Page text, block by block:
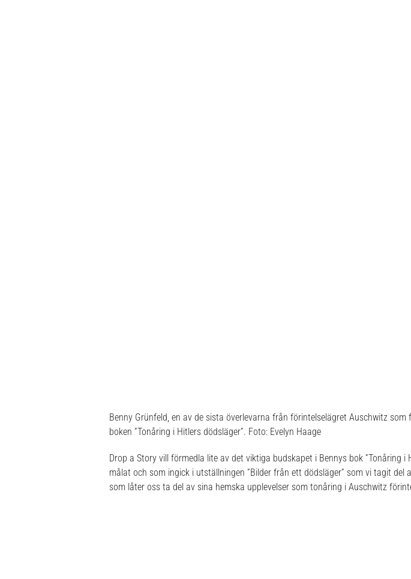
Benny Grünfeld, en av de sista överlevarna från förintelselägret Auschwitz
boken ”Tonåring i Hitlers dödsläger”. Foto: Evelyn Haage
Drop a Story vill förmedla lite av det viktiga budskapet i Bennys bok
målat och som ingick i utställningen ”Bilder från ett dödsläger” som vi tagit
som låter oss ta del av sina hemska upplevelser som tonåring i Auschwitz